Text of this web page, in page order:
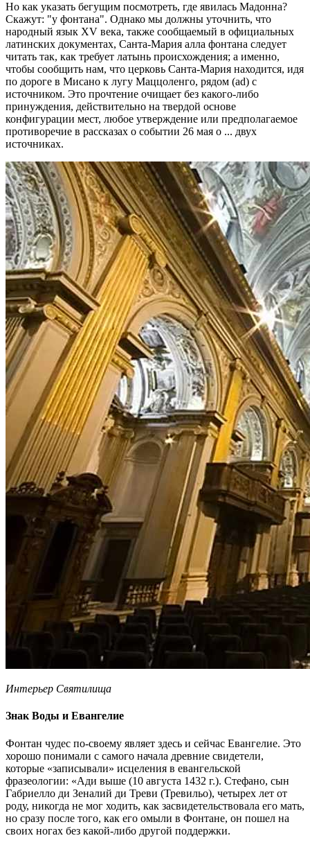
Но как указать бегущим посмотреть, где явилась Мадонна?
Скажут: "у фонтана". Однако мы должны уточнить, что
народный язык XV века, также сообщаемый в официальных
латинских документах, Санта-Мария алла фонтана следует
читать так, как требует латынь происхождения; а именно,
чтобы сообщить нам, что церковь Санта-Мария находится, идя
по дороге в Мисано к лугу Маццоленго, рядом (ad) с
источником. Это прочтение очищает без какого-либо
принуждения, действительно на твердой основе
конфигурации мест, любое утверждение или предполагаемое
противоречие в рассказах о событии 26 мая о ... двух
источниках.
Интерьер Святилища
Знак Воды и Евангелие
Фонтан чудес по-своему являет здесь и сейчас Евангелие. Это
хорошо понимали с самого начала древние свидетели,
которые «записывали» исцеления в евангельской
фразеологии: «Ади выше (10 августа 1432 г.). Стефано, сын
Габриелло ди Зеналий ди Треви (Тревильо), четырех лет от
роду, никогда не мог ходить, как засвидетельствовала его мать,
но сразу после того, как его омыли в Фонтане, он пошел на
своих ногах без какой-либо другой поддержки.